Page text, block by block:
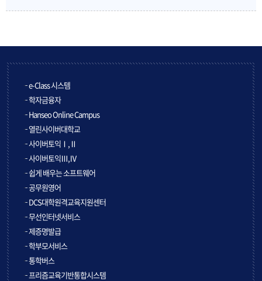
e-Class 시스템
학자금융자
Hanseo Online Campus
열린사이버대학교
사이버토익Ⅰ,Ⅱ
사이버토익Ⅲ,Ⅳ
쉽게 배우는 소프트웨어
공무원영어
DCS대학원격교육지원센터
무선인터넷서비스
제증명발급
학부모서비스
통학버스
프리즘교육기반통합시스템